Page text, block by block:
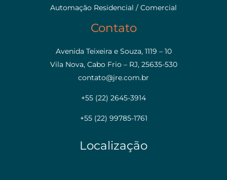
Automação Residencial / Comercial
Contato
Avenida Teixeira e Souza, 1119 – 10
Vila Nova, Cabo Frio – RJ, 25635-530
contato@jre.com.br
+55 (22) 2645-3914
+55 (22) 99785-1761
Localização